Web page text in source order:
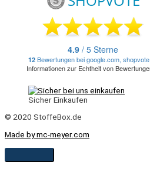
Sicher Einkaufen
© 2020 StoffeBox.de
Made by mc-meyer.com